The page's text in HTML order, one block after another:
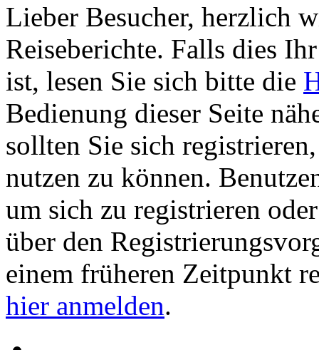
Lieber Besucher, herzlich
Reiseberichte. Falls dies
ist, lesen Sie sich bitte die
Bedienung dieser Seite
sollten Sie sich
nutzen zu können.
um sich zu registrieren
über den
einem früheren Zeitpunkt
hier anmelden.